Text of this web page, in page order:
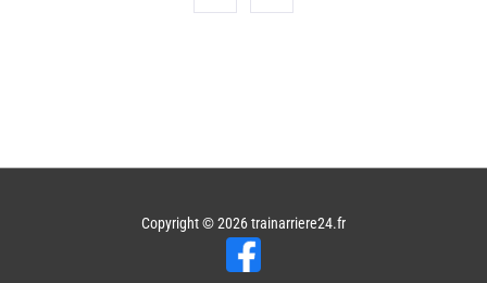
Copyright © 2026trainarriere24.fr